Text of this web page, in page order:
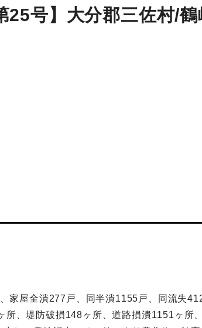
25号】大分郡三佐村/
家屋全潰277戸、同半潰1155戸、同流失
、堤防破損148ヶ所、道路損潰1151ヶ所